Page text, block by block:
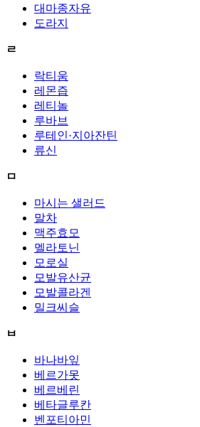
대마종자유
도라지
ㄹ
락티움
레몬즙
레티놀
루바브
루테인·지아잔틴
류신
ㅁ
마시는 샐러드
말차
맥주효모
멜라토닌
모로실
모발유산균
모발콜라겐
밀크씨슬
ㅂ
바나바잎
베르가못
베르베린
베타글루칸
벤포티아민